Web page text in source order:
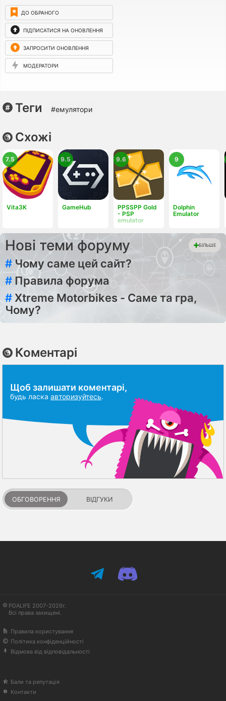
ДО ОБРАНОГО
ПІДПИСАТИСЯ НА ОНОВЛЕННЯ
ЗАПРОСИТИ ОНОВЛЕННЯ
МОДЕРАТОРИ
Теги #емулятори
Схожі
Vita3K
7.5
GameHub
9.5
PPSSPP Gold
- PSP
emulator
9.6
Dolphin
Emulator
9
Нові теми форуму БІЛЬШЕ
# Чому саме цей сайт?
# Правила форума
# Xtreme Motorbikes - Саме та гра,
Чому?
Коментарі
Щоб залишати коментарі,
будь ласка авторизуйтесь.
ОБГОВОРЕННЯ ВІДГУКИ
PDALIFE 2007-2026г.
Всі права захищені.
Правила користування
Політика конфіденційності
Відмова від відповідальності
Бали та репутація
Контакти